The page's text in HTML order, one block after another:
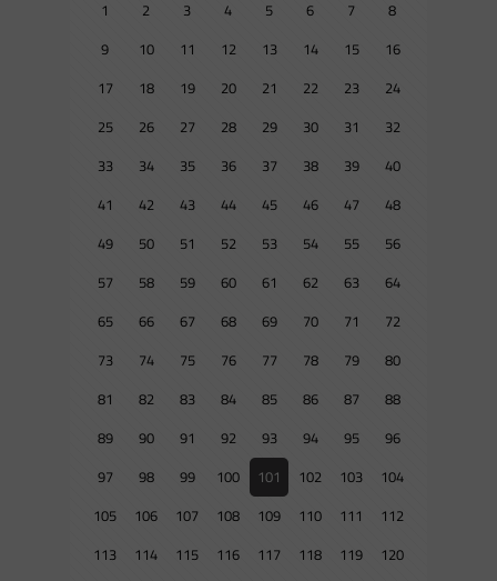
1 2 3 4 5 6 7
8
9
10 11 12 13 14 15
16
17
18 19 20 21 22 23
24
25
26 27 28 29 30 31
32
33
34 35 36 37 38 39
40
41
42 43 44 45 46 47
48
49
50 51 52 53 54 55
56
57
58 59 60 61 62 63
64
65
66 67 68 69 70 71
72
73
74 75 76 77 78 79
80
81
82 83 84 85 86 87
88
89
90 91 92 93 94 95
96
97
98 99 100 101 102 103
104
105
106 107 108 109 110 111
112
113
114 115 116 117 118 119
120